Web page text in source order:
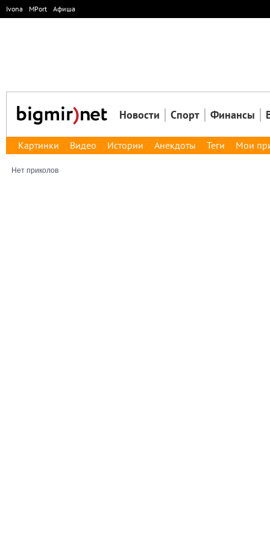
Ivona MPort Афиша
Новости Спорт Финансы
Картинки Видео Истории Анекдоты Теги Мои
Нет приколов